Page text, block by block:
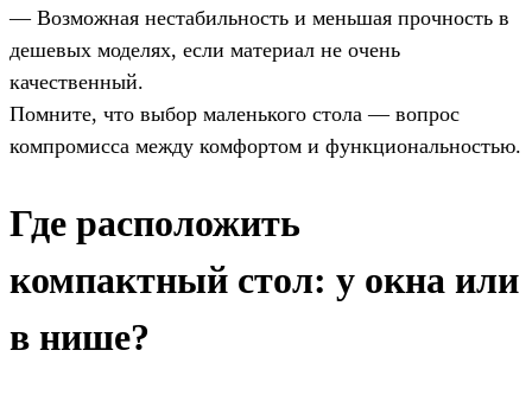
— Возможная нестабильность и меньшая прочность в
дешевых моделях, если материал не очень
качественный.
Помните, что выбор маленького стола — вопрос
компромисса между комфортом и функциональностью.
Где расположить
компактный стол: у окна или
в нише?